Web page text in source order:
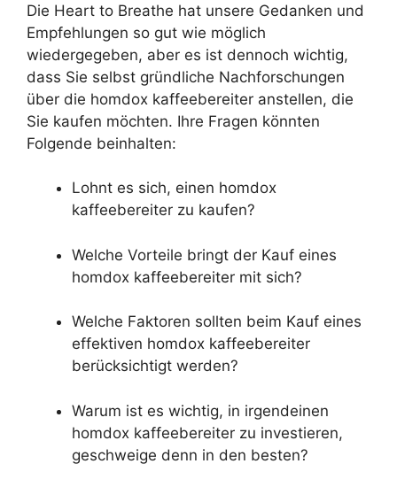
Die Heart to Breathe hat unsere Gedanken und
Empfehlungen so gut wie möglich
wiedergegeben, aber es ist dennoch wichtig,
dass Sie selbst gründliche Nachforschungen
über die homdox kaffeebereiter anstellen, die
Sie kaufen möchten. Ihre Fragen könnten
Folgende beinhalten:
Lohnt es sich, einen homdox
kaffeebereiter zu kaufen?
Welche Vorteile bringt der Kauf eines
homdox kaffeebereiter mit sich?
Welche Faktoren sollten beim Kauf eines
effektiven homdox kaffeebereiter
berücksichtigt werden?
Warum ist es wichtig, in irgendeinen
homdox kaffeebereiter zu investieren,
geschweige denn in den besten?